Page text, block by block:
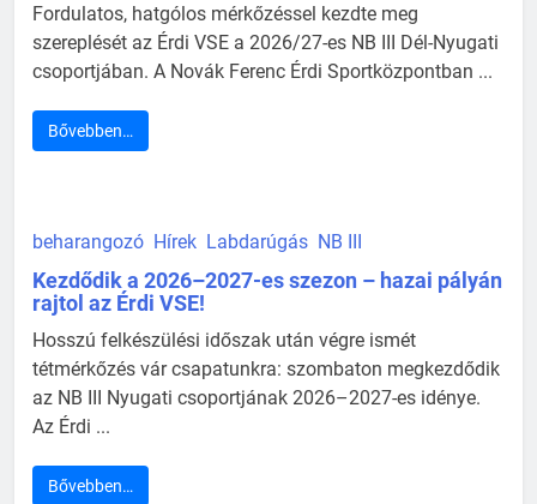
Fordulatos, hatgólos mérkőzéssel kezdte meg
szereplését az Érdi VSE a 2026/27-es NB III Dél-Nyugati
csoportjában. A Novák Ferenc Érdi Sportközpontban ...
Bővebben…
beharangozó Hírek Labdarúgás NB III
Kezdődik a 2026–2027-es szezon – hazai pályán
rajtol az Érdi VSE!
Hosszú felkészülési időszak után végre ismét
tétmérkőzés vár csapatunkra: szombaton megkezdődik
az NB III Nyugati csoportjának 2026–2027-es idénye.
Az Érdi ...
Bővebben…